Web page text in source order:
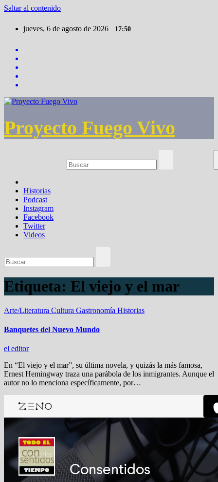
Saltar al contenido
jueves, 6 de agosto de 2026 17:50
Proyecto Fuego Vivo
Historias
Podcast
Instagram
Facebook
Twitter
Videos
Etiqueta: El viejo y el mar
Arte/Literatura Cultura Gastronomía Historias
Banquetes del Nuevo Mundo
el editor
En “El viejo y el mar”, su última novela, y quizás la más famosa,
Ernest Hemingway traza una parábola de los inmigrantes. Aunque el
autor no lo menciona específicamente, por…